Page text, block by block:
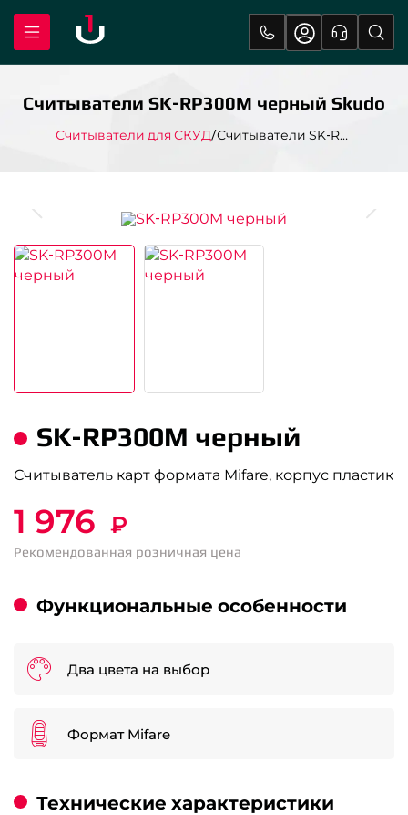
Считыватели SK-RP300M черный Skudo
Считыватели для СКУД Считыватели SK-RP300M черный Skudo
SK-RP300M черный
Считыватель карт формата Mifare, корпус пластик
1 976 ₽
Рекомендованная розничная цена
Функциональные особенности
Два цвета на выбор
Формат Mifare
Технические характеристики